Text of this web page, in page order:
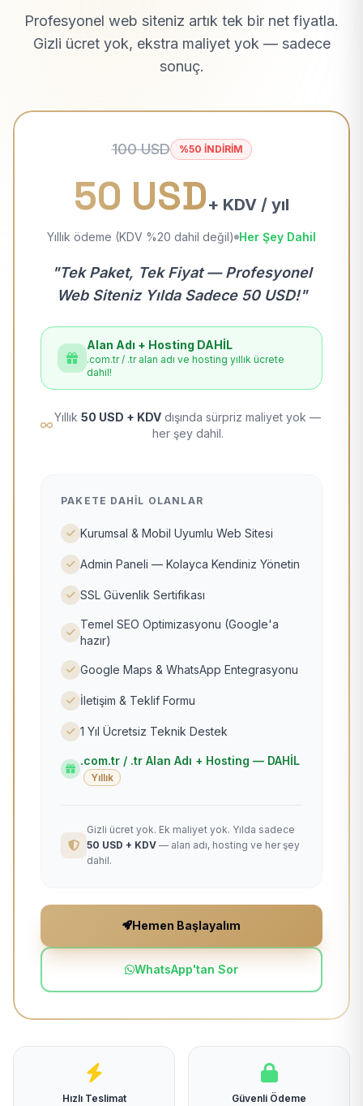
Profesyonel web siteniz artık tek bir net fiyatla.
Gizli ücret yok, ekstra maliyet yok — sadece
sonuç.
100 USD %50 İNDİRİM
50 USD+ KDV / yıl
Yıllık ödeme (KDV %20 dahil değil) Her Şey Dahil
"Tek Paket, Tek Fiyat — Profesyonel
Web Siteniz Yılda Sadece 50 USD!"
Alan Adı + Hosting DAHİL
.com.tr / .tr alan adı ve hosting yıllık ücrete
dahil!
Yıllık 50 USD + KDV dışında sürpriz maliyet yok —
her şey dahil.
PAKETE DAHIL OLANLAR
Kurumsal & Mobil Uyumlu Web Sitesi
Admin Paneli — Kolayca Kendiniz Yönetin
SSL Güvenlik Sertifikası
Temel SEO Optimizasyonu (Google'a
hazır)
Google Maps & WhatsApp Entegrasyonu
İletişim & Teklif Formu
1 Yıl Ücretsiz Teknik Destek
.com.tr / .tr Alan Adı + Hosting — DAHİL
Yıllık
Gizli ücret yok. Ek maliyet yok. Yılda sadece
50 USD + KDV — alan adı, hosting ve her şey
dahil.
Hemen Başlayalım
WhatsApp'tan Sor
Hızlı Teslimat
Güvenli Ödeme